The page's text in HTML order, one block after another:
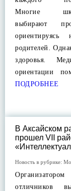
Многие
выбирают
родителей.
здоровья.
ориентации
ПОДРОБНЕЕ
В Аксайском
прошел VII
Новость в рубрике:
отличников